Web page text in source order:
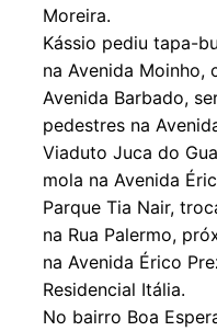
Moreira.
Kássio pediu tapa-
na Avenida Moinho,
Avenida Barbado,
pedestres na
Viaduto Juca do
mola na Avenida
Parque Tia Nair,
na Rua Palermo,
na Avenida Érico
Residencial Itália.
No bairro Boa